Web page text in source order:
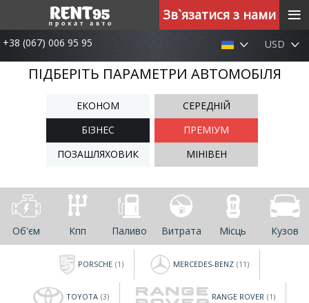
+38 (067) 006 95 95 USD
ПІДБЕРІТЬ ПАРАМЕТРИ АВТОМОБІЛЯ
ЕКОНОМ
СЕРЕДНІЙ
БІЗНЕС
ПРЕМІУМ
ПОЗАШЛЯХОВИК
МІНІВЕН
Об'єм Кпп Паливо Витрата Місць Кузов
PORSCHE (1) MERCEDES-BENZ (11)
TOYOTA (3) RANGE ROVER (1)
Зв`язатися з нами ≡